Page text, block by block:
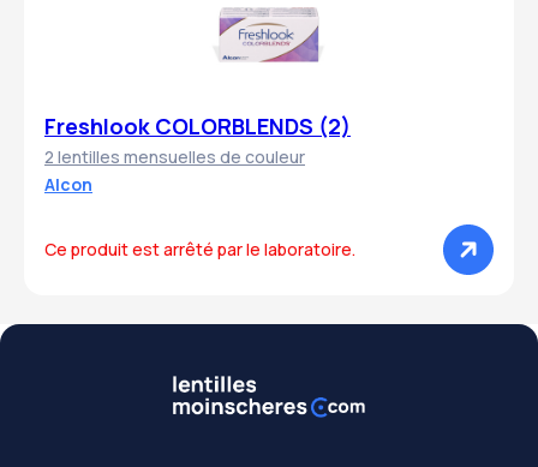
Freshlook COLORBLENDS (2)
2 lentilles mensuelles de couleur
Alcon
Ce produit est arrêté par le laboratoire.